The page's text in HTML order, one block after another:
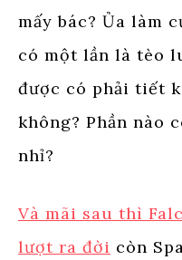
mấy bác? Ủa làm
có một lần là tèo
được có phải tiết
không? Phần nào
nhỉ?
Và mãi sau thì
lượt ra đời còn